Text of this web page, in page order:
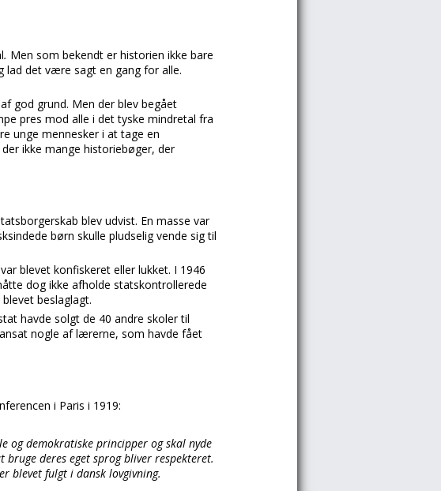
. Men som bekendt er historien ikke bare
lad det være sagt en gang for alle.
god grund. Men der blev begået
pres mod alle i det tyske mindretal fra
unge mennesker i at tage en
ikke mange historiebøger, der
blev udvist. En masse var
børn skulle pludselig vende sig til
blevet konfiskeret eller lukket. I 1946
dog ikke afholde statskontrollerede
beslaglagt.
havde solgt de 40 andre skoler til
nogle af lærerne, som havde fået
i Paris i 1919:
og demokratiske principper og skal nyde
deres eget sprog bliver respekteret.
blevet fulgt i dansk lovgivning.